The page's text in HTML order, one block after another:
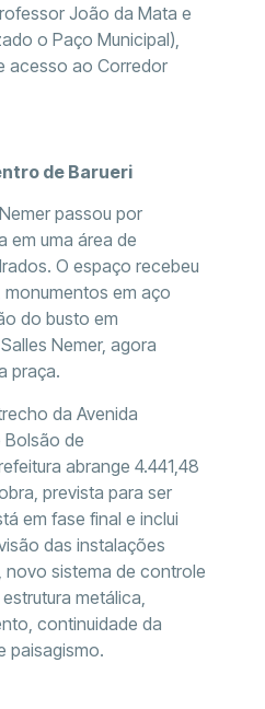
João da Mata e
o Paço Municipal),
acesso ao Corredor
de Barueri
passou por
em uma área de
O espaço recebeu
em aço
do busto em
Nemer, agora
praça.
da Avenida
de
abrange 4.441,48
prevista para ser
em fase final e inclui
das instalações
novo sistema de controle
metálica,
continuidade da
paisagismo.